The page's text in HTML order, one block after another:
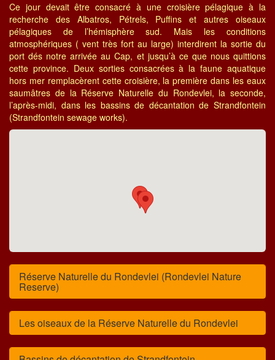
Ce jour devait être consacré à une croisière pélagique à la
recherche des Albatros, Pétrels, Puffins et autres oiseaux
pélagiques de l’hémisphère sud. Mais les conditions
atmosphériques ( vent très fort au large) interdirent la sortie du
port dés notre arrivée au Cap, et jusqu’à ce que nous quittions
cette province. Deux sorties consacrées à la faune aquatique
hors mer remplacèrent cette croisière, la première dans les eaux
saumâtres de la Réserve Naturelle du Rondevlei, la seconde,
l’après-midi, dans les bassins de décantation de Strandfontein
(Strandfontein sewage works).
Réserve Naturelle du Rondevlei (Rondevlei Nature
Reserve)
Les oiseaux de la Réserve Naturelle du Rondevlei